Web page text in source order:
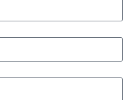
compatibili A Modo Mio®